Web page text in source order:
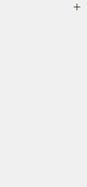
recommandé